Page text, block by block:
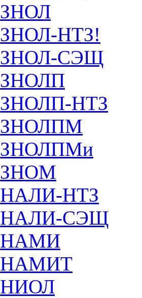
ЗНОЛ
ЗНОЛ-НТЗ!
ЗНОЛ-СЭЩ
ЗНОЛП
ЗНОЛП-НТЗ
ЗНОЛПМ
ЗНОЛПМи
ЗНОМ
НАЛИ-НТЗ
НАЛИ-СЭЩ
НАМИ
НАМИТ
НИОЛ